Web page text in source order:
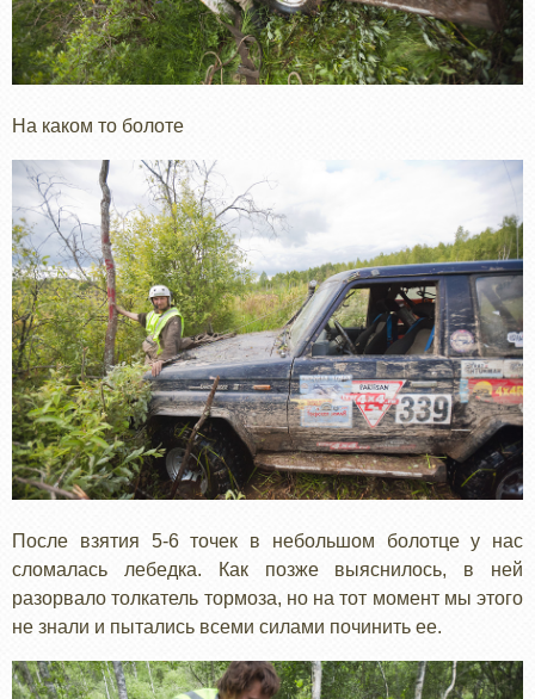
На каком то болоте
После взятия 5-6 точек в небольшом болотце у нас
сломалась лебедка. Как позже выяснилось, в ней
разорвало толкатель тормоза, но на тот момент мы этого
не знали и пытались всеми силами починить ее.